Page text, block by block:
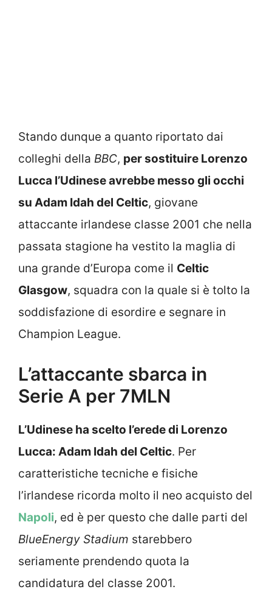
Stando dunque a quanto riportato dai
colleghi della BBC, per sostituire Lorenzo
Lucca l’Udinese avrebbe messo gli occhi
su Adam Idah del Celtic, giovane
attaccante irlandese classe 2001 che nella
passata stagione ha vestito la maglia di
una grande d’Europa come il Celtic
Glasgow, squadra con la quale si è tolto la
soddisfazione di esordire e segnare in
Champion League.
L’attaccante sbarca in
Serie A per 7MLN
L’Udinese ha scelto l’erede di Lorenzo
Lucca: Adam Idah del Celtic. Per
caratteristiche tecniche e fisiche
l’irlandese ricorda molto il neo acquisto del
Napoli, ed è per questo che dalle parti del
BlueEnergy Stadium starebbero
seriamente prendendo quota la
candidatura del classe 2001.